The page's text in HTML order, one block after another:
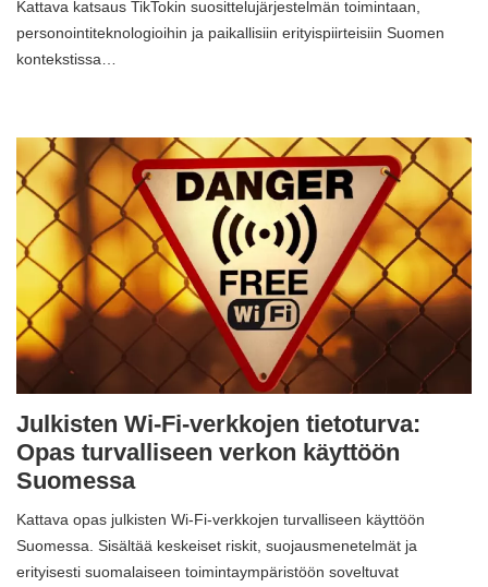
Kattava katsaus TikTokin suosittelujärjestelmän toimintaan,
personointiteknologioihin ja paikallisiin erityispiirteisiin Suomen
kontekstissa…
Julkisten Wi-Fi-verkkojen tietoturva:
Opas turvalliseen verkon käyttöön
Suomessa
Kattava opas julkisten Wi-Fi-verkkojen turvalliseen käyttöön
Suomessa. Sisältää keskeiset riskit, suojausmenetelmät ja
erityisesti suomalaiseen toimintaympäristöön soveltuvat